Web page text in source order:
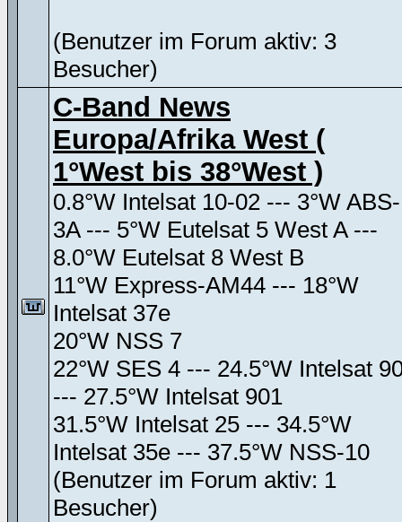
(Benutzer im Forum aktiv: 3
Besucher)
C-Band News
Europa/Afrika West (
1°West bis 38°West )
0.8°W Intelsat 10-02 --- 3°W ABS-
3A --- 5°W Eutelsat 5 West A ---
8.0°W Eutelsat 8 West B
11°W Express-AM44 --- 18°W
Intelsat 37e
20°W NSS 7
22°W SES 4 --- 24.5°W Intelsat
--- 27.5°W Intelsat 901
31.5°W Intelsat 25 --- 34.5°W
Intelsat 35e --- 37.5°W NSS-10
(Benutzer im Forum aktiv: 1
Besucher)